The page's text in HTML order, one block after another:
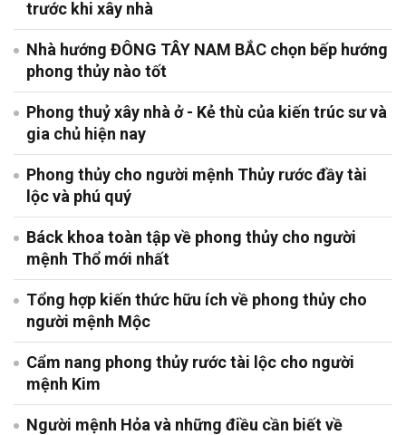
trước khi xây nhà
Nhà hướng ĐÔNG TÂY NAM BẮC chọn bếp hướng
phong thủy nào tốt
Phong thuỷ xây nhà ở - Kẻ thù của kiến trúc sư và
gia chủ hiện nay
Phong thủy cho người mệnh Thủy rước đầy tài
lộc và phú quý
Báck khoa toàn tập về phong thủy cho người
mệnh Thổ mới nhất
Tổng hợp kiến thức hữu ích về phong thủy cho
người mệnh Mộc
Cẩm nang phong thủy rước tài lộc cho người
mệnh Kim
Người mệnh Hỏa và những điều cần biết về